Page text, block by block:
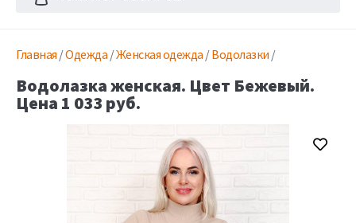
Главная /Одежда /Женская одежда /Водолазки /
Водолазка женская. Цвет Бежевый.
Цена 1 033 руб.